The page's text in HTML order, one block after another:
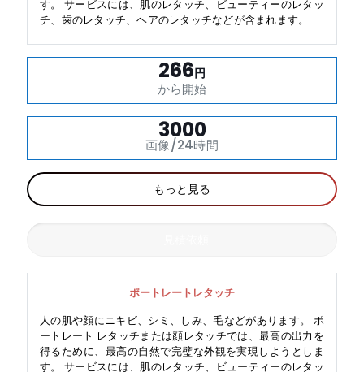
す。 サービスには、肌のレタッチ、ビューティーのレタッ
チ、歯のレタッチ、ヘアのレタッチなどが含まれます。
266円
から開始
3000
画像/24時間
もっと見る
ポートレートレタッチ
人の肌や顔にニキビ、シミ、しみ、毛などがあります。 ポ
ートレート レタッチまたは顔レタッチでは、最高の出力を
得るために、最高の自然で完璧な外観を実現しようとしま
す。 サービスには、肌のレタッチ、ビューティーのレタッ